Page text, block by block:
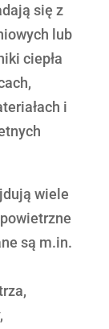
się z
lub
ciepła
i
wiele
są m.in.